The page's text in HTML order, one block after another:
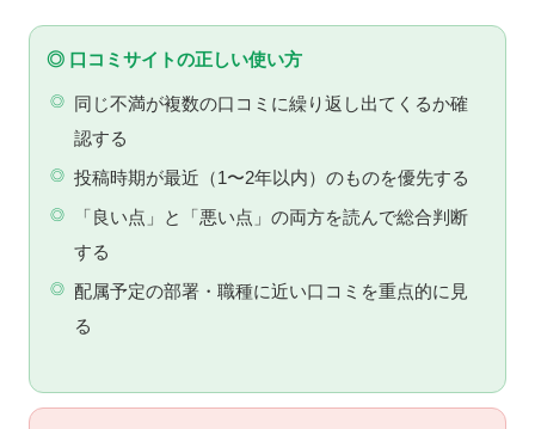
◎ 口コミサイトの正しい使い方
同じ不満が複数の口コミに繰り返し出てくるか確
認する
投稿時期が最近（1〜2年以内）のものを優先する
「良い点」と「悪い点」の両方を読んで総合判断
する
配属予定の部署・職種に近い口コミを重点的に見
る